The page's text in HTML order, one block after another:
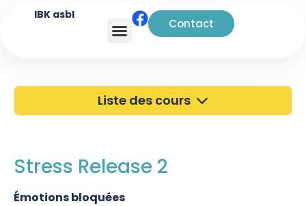
IBK asbl
Contact
Liste des cours
Portes Ouvertes
Stress Release 2
Émotions bloquées